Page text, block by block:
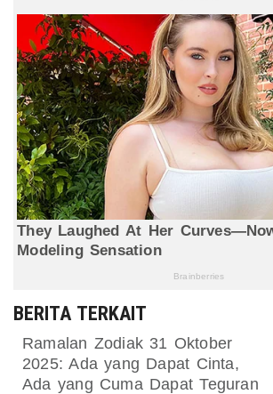
BERITA TERKAIT
Ramalan Zodiak 31 Oktober
2025: Ada yang Dapat Cinta,
Ada yang Cuma Dapat Teguran